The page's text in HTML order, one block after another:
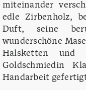
miteinander
edle Zirbenholz,
Duft, seine
wunderschöne
Halsketten und
Goldschmiedin
Handarbeit